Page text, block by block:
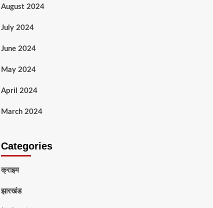
August 2024
July 2024
June 2024
May 2024
April 2024
March 2024
Categories
क्राइम
झारखंड